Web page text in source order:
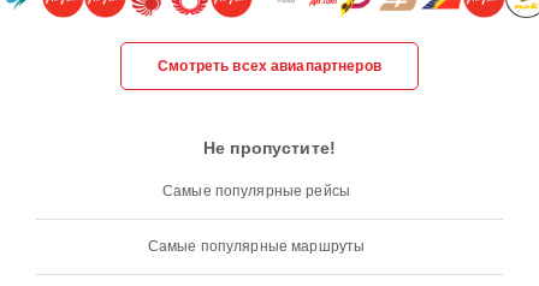
Смотреть всех авиапартнеров
Не пропустите!
Самые популярные рейсы
Самые популярные маршруты